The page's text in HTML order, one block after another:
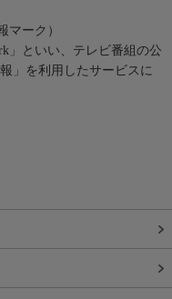
マーク）
」といい、テレビ番組の公
」を利用したサービスに